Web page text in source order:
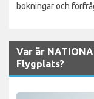
bokningar och
Var är
Flygplats?